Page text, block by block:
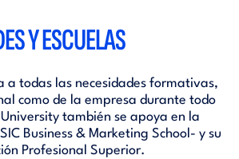
Y ESCUELAS
a todas las necesidades formativas,
como de la empresa durante todo
también se apoya en la
Business & Marketing School- y su
Profesional Superior.